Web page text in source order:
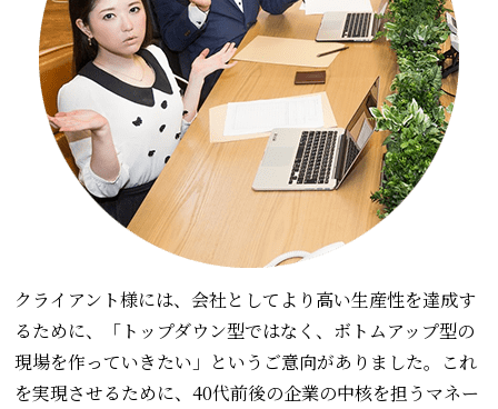
クライアント様には、会社としてより高い生産性を達成す
るために、「トップダウン型ではなく、ボトムアップ型の
現場を作っていきたい」というご意向がありました。これ
を実現させるために、40代前後の企業の中核を担うマネー